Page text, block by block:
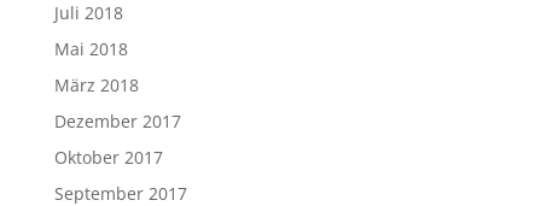
Juli 2018
Mai 2018
März 2018
Dezember 2017
Oktober 2017
September 2017